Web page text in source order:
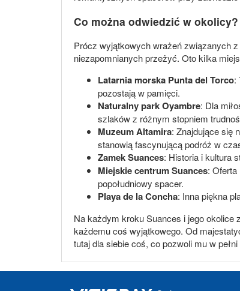
Co można odwiedzić w okolicy?
Prócz wyjątkowych wrażeń związanych
niezapomnianych przeżyć. Oto kilka
Latarnia morska Punta del Torco:
pozostają w pamięci.
Naturalny park Oyambre: Dla
szlaków z różnym stopniem
Muzeum Altamira: Znajdujące się
stanowią fascynującą podróż w
Zamek Suances: Historia i kultura
Miejskie centrum Suances:
popołudniowy spacer.
Playa de la Concha: Inna piękna
Na każdym kroku Suances i jego okolice
każdemu coś wyjątkowego. Od
tutaj dla siebie coś, co pozwoli mu w